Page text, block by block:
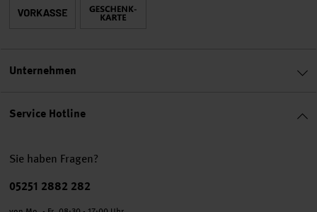
Service Hotline
Sie haben Fragen?
Telefonnummer
05251 2882 282
Unternehmen